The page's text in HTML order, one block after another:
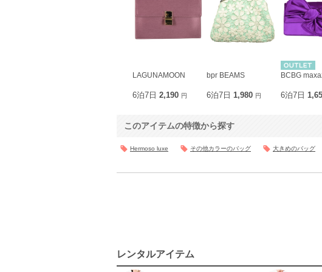
LAGUNAMOON
6泊7日 2,190 円
bpr BEAMS
6泊7日1,980 円
BCBG
6泊7日
このアイテムの特徴から探す
Hermoso luxe その他カラーのバッグ 大きめのバッグ
レンタルアイテム